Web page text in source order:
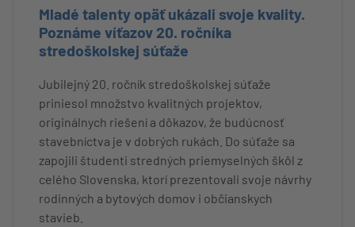
Mladé talenty opäť ukázali svoje kvality.
Poznáme víťazov 20. ročníka
stredoškolskej súťaže
Jubilejný 20. ročník stredoškolskej súťaže
priniesol množstvo kvalitných projektov,
originálnych riešení a dôkazov, že budúcnosť
stavebníctva je v dobrých rukách. Do súťaže sa
zapojili študenti stredných priemyselných škôl z
celého Slovenska, ktorí prezentovali svoje návrhy
rodinných a bytových domov i občianskych
stavieb.